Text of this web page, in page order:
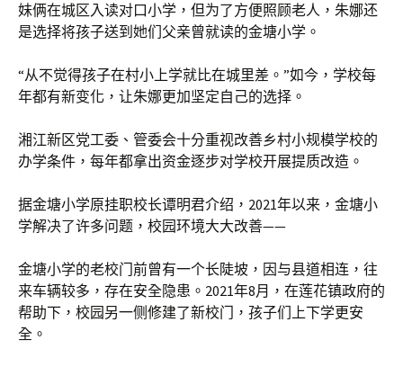
妹俩在城区入读对口小学，但为了方便照顾老人，朱娜还
是选择将孩子送到她们父亲曾就读的金塘小学。
“从不觉得孩子在村小上学就比在城里差。”如今，学校每
年都有新变化，让朱娜更加坚定自己的选择。
湘江新区党工委、管委会十分重视改善乡村小规模学校的
办学条件，每年都拿出资金逐步对学校开展提质改造。
据金塘小学原挂职校长谭明君介绍，2021年以来，金塘小
学解决了许多问题，校园环境大大改善——
金塘小学的老校门前曾有一个长陡坡，因与县道相连，往
来车辆较多，存在安全隐患。2021年8月，在莲花镇政府的
帮助下，校园另一侧修建了新校门，孩子们上下学更安
全。